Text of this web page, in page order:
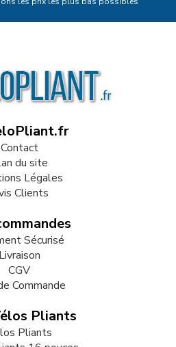
Contact
du site
Légales
Clients
Sécurisé
Livraison
CGV
Commande
Pliants
Pliants